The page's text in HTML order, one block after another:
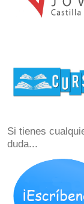
Si tienes
duda...